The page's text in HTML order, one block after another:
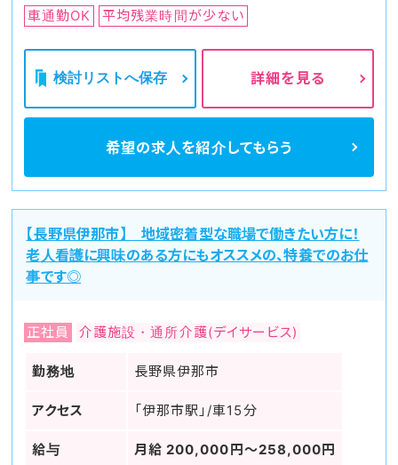
車通勤OK 平均残業時間が少ない
検討リストへ保存 詳細を見る
希望の求人を紹介してもらう
【長野県伊那市】 地域密着型な職場で働きたい方に！
老人看護に興味のある方にもオススメの、特養でのお仕
事です◎
正社員 介護施設・通所介護(デイサービス)
勤務地 長野県伊那市
アクセス 「伊那市駅」/車15分
給与 月給 200,000円～258,000円